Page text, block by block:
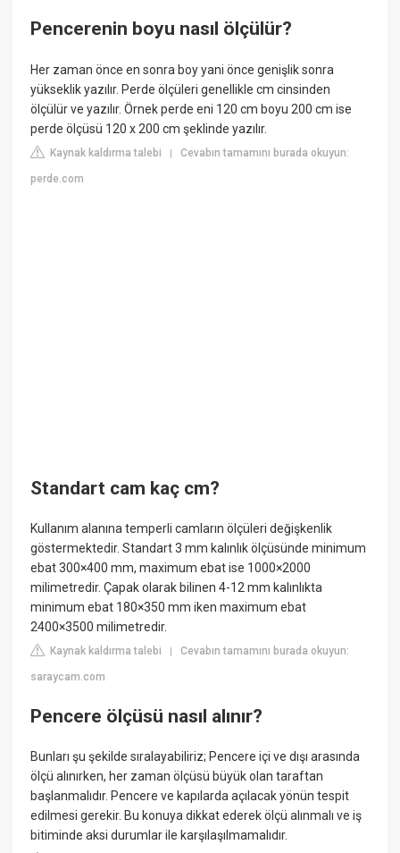
Pencerenin boyu nasıl ölçülür?
Her zaman önce en sonra boy yani önce genişlik sonra
yükseklik yazılır. Perde ölçüleri genellikle cm cinsinden
ölçülür ve yazılır. Örnek perde eni 120 cm boyu 200 cm ise
perde ölçüsü 120 x 200 cm şeklinde yazılır.
Kaynak kaldırma talebi |Cevabın tamamını burada okuyun:
perde.com
Standart cam kaç cm?
Kullanım alanına temperli camların ölçüleri değişkenlik
göstermektedir. Standart 3 mm kalınlık ölçüsünde minimum
ebat 300×400 mm, maximum ebat ise 1000×2000
milimetredir. Çapak olarak bilinen 4-12 mm kalınlıkta
minimum ebat 180×350 mm iken maximum ebat
2400×3500 milimetredir.
Kaynak kaldırma talebi |Cevabın tamamını burada okuyun:
saraycam.com
Pencere ölçüsü nasıl alınır?
Bunları şu şekilde sıralayabiliriz; Pencere içi ve dışı arasında
ölçü alınırken, her zaman ölçüsü büyük olan taraftan
başlanmalıdır. Pencere ve kapılarda açılacak yönün tespit
edilmesi gerekir. Bu konuya dikkat ederek ölçü alınmalı ve iş
bitiminde aksi durumlar ile karşılaşılmamalıdır.